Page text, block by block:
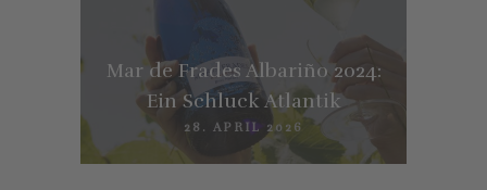
Mar de Frades Albariño 2024:
Ein Schluck Atlantik
28. APRIL 2026